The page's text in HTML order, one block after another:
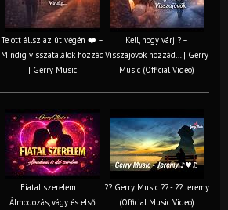
Te ott állsz az út végén ❤️ –
Mindig visszatalálok hozzád
| Gerry Music
Kell, hogy várj ? –
Visszajövök hozzád… | Gerry
Music (Official Video)
Fiatal szerelem ...
Álmodozás, vágy és első
?? Gerry Music ?? - ?? Jeremy
(Official Music Video)